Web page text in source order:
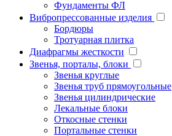
Фундаменты ФЛ
Вибропрессованные изделия
Бордюры
Тротуарная плитка
Диафрагмы жесткости
Звенья, порталы, блоки
Звенья круглые
Звенья труб прямоугольные
Звенья цилиндрические
Лекальные блоки
Откосные стенки
Портальные стенки